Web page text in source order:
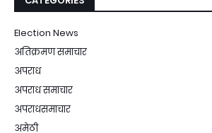
Election News
अतिक्रमण समाचार
अपराध
अपराध समाचार
अपराधसमाचार
अमेठी